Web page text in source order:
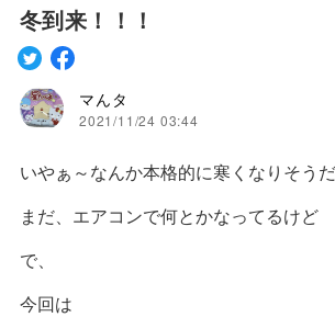
冬到来！！！
マんタ
2021/11/24 03:44
いやぁ～なんか本格的に寒くなりそう
まだ、エアコンで何とかなってるけど
で、
今回は